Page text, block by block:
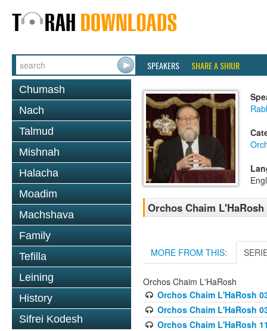
SPEAKERS SHARE A SHIUR
Chumash
Nach
Talmud
Mishnah
Halacha
Moadim
Machshava
Family
Tefilla
Leining
History
Sifrei Kodesh
Orchos Chaim L'HaRosh
MORE FROM THIS:
Orchos Chaim L'HaRosh
Orchos Chaim L'HaRosh
Orchos Chaim L'HaRosh
Orchos Chaim L'HaRosh